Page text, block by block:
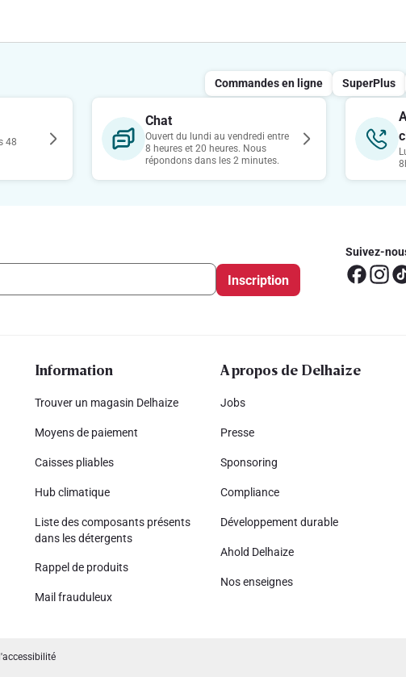
épices, huile, vinaigre, beurre, etc) à hauteur d’un montant forfaitaire de
4 mai 2022, en tenant compte des promotions éventuelles sur les produits
Commandes en ligne SuperPlus
48
Chat
Ouvert du lundi au vendredi entre
8 heures et 20 heures. Nous
répondons dans les 2 minutes.
Inscription
Suivez-
Information
Trouver un magasin Delhaize
Moyens de paiement
Caisses pliables
Hub climatique
Liste des composants présents
dans les détergents
Rappel de produits
Mail frauduleux
A propos de Delhaize
Jobs
Presse
Sponsoring
Compliance
Développement durable
Ahold Delhaize
Nos enseignes